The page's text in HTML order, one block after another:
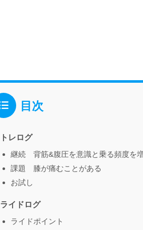
目次
トレログ
継続 背筋&腹圧を意識と乗る頻度を
課題 膝が痛むことがある
お試し
ライドログ
ライドポイント